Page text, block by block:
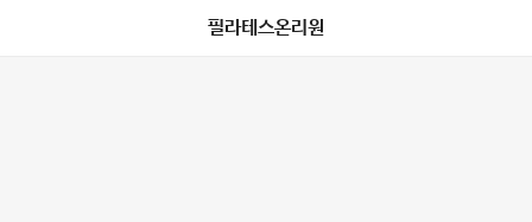
필라테스온리원